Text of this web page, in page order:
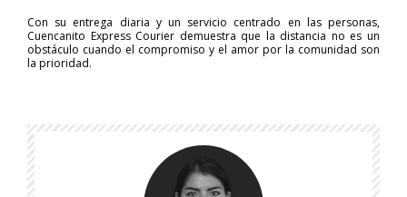
Con su entrega diaria y un servicio centrado en las personas,
Cuencanito Express Courier demuestra que la distancia no es un
obstáculo cuando el compromiso y el amor por la comunidad son
la prioridad.